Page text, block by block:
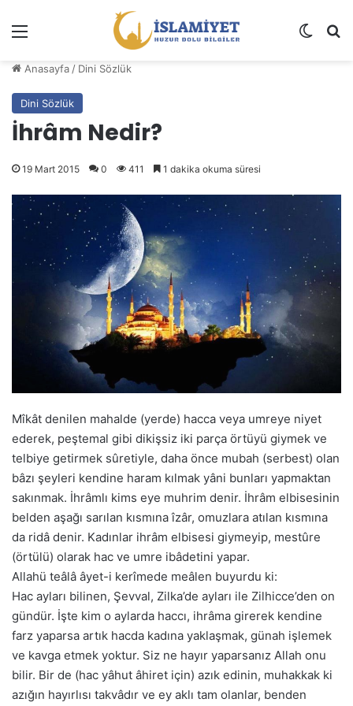
Dış
Anasayfa / Dini Sözlük
Dini Sözlük
İhrâm Nedir?
19 Mart 2015 0 411 1 dakika okuma süresi
Mîkât denilen mahalde (yerde) hacca veya umreye niyet
ederek, peştemal gibi dikişsiz iki parça örtüyü giymek ve
telbiye getirmek sûretiyle, daha önce mubah (serbest) olan
bâzı şeyleri kendine haram kılmak yâni bunları yapmaktan
sakınmak. İhrâmlı kims eye muhrim denir. İhrâm elbisesinin
belden aşağı sarılan kısmına îzâr, omuzlara atılan kısmına
da ridâ denir. Kadınlar ihrâm elbisesi giymeyip, mestûre
(örtülü) olarak hac ve umre ibâdetini yapar.
Allahü teâlâ âyet-i kerîmede meâlen buyurdu ki:
Hac ayları bilinen, Şevval, Zilka’de ayları ile Zilhicce’den on
gündür. İşte kim o aylarda haccı, ihrâma girerek kendine
farz yaparsa artık hacda kadına yaklaşmak, günah işlemek
ve kavga etmek yoktur. Siz ne hayır yaparsanız Allah onu
bilir. Bir de (hac yâhut âhiret için) azık edinin, muhakkak ki
azığın hayırlısı takvâdır ve ey aklı tam olanlar, benden